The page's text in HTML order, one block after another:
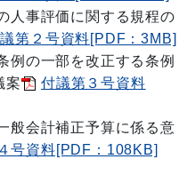
人事評価に関する規程の
第２号資料[PDF：3MB]
例の一部を改正する条例
案
付議第３号資料
般会計補正予算に係る意
号資料[PDF：108KB]